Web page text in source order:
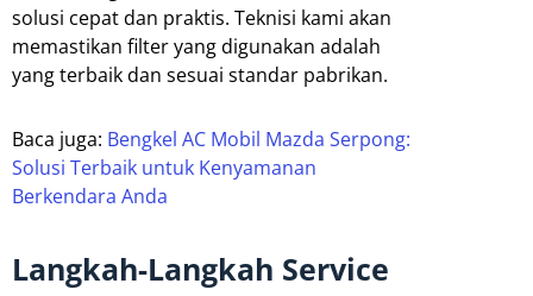
solusi cepat dan praktis. Teknisi kami akan
memastikan filter yang digunakan adalah
yang terbaik dan sesuai standar pabrikan.
Baca juga: Bengkel AC Mobil Mazda Serpong:
Solusi Terbaik untuk Kenyamanan
Berkendara Anda
Langkah-Langkah Service